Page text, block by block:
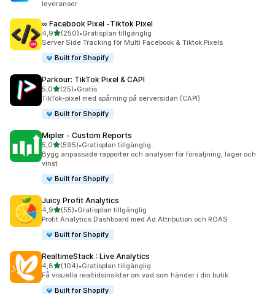
leveranser
∞ Facebook Pixel ‑Tiktok Pixel
4,9av 5 stjärnor
(250)
250 recensioner totalt
•Gratisplan tillgänglig
Server Side Tracking för Multi Facebook & Tiktok Pixels
Built for Shopify
Parkour: TikTok Pixel & CAPI
5,0av 5 stjärnor
(25)
25 recensioner totalt
•Gratis
TikTok-pixel med spårning på serversidan (CAPI)
Built for Shopify
Mipler ‑ Custom Reports
5,0av 5 stjärnor
(595)
595 recensioner totalt
•Gratisplan tillgänglig
Bygg anpassade rapporter och analyser för försäljning, lager och
vinst
Built for Shopify
Juicy Profit Analytics
4,9av 5 stjärnor
(55)
55 recensioner totalt
•Gratisplan tillgänglig
Profit Analytics Dashboard med Ad Attribution och ROAS
Built for Shopify
RealtimeStack : Live Analytics
4,8av 5 stjärnor
(104)
104 recensioner totalt
•Gratisplan tillgänglig
Få visuella realtidsinsikter om vad som händer i din butik
Built for Shopify